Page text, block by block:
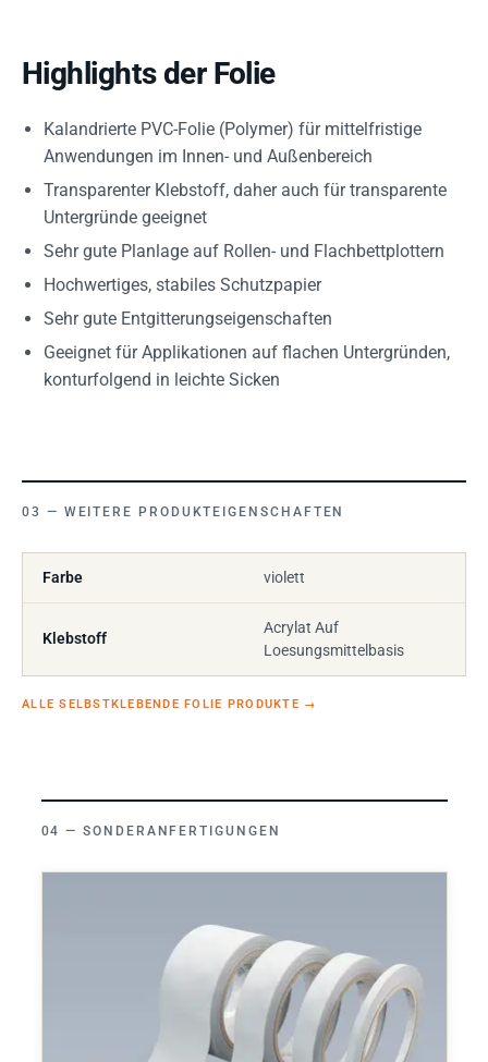
Highlights der Folie
Kalandrierte PVC-Folie (Polymer) für mittelfristige
Anwendungen im Innen- und Außenbereich
Transparenter Klebstoff, daher auch für transparente
Untergründe geeignet
Sehr gute Planlage auf Rollen- und Flachbettplottern
Hochwertiges, stabiles Schutzpapier
Sehr gute Entgitterungseigenschaften
Geeignet für Applikationen auf flachen Untergründen,
konturfolgend in leichte Sicken
WEITERE PRODUKTEIGENSCHAFTEN
Farbe violett
Klebstoff
Acrylat Auf
Loesungsmittelbasis
ALLE SELBSTKLEBENDE FOLIE PRODUKTE →
SONDERANFERTIGUNGEN